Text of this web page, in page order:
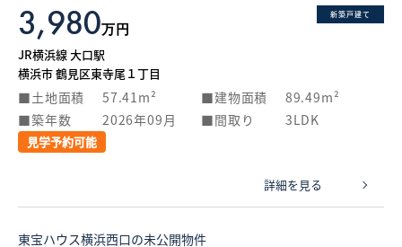
新築戸建て
3,980万円
JR横浜線 大口駅
横浜市 鶴見区東寺尾１丁目
土地面積 57.41m² 建物面積
89.49m²
築年数
2026年09月 間取り 3LDK
見学予約可能
詳細を見る
東宝ハウス横浜西口の未公開物件